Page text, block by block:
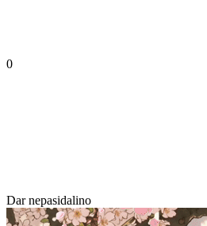
0
Dar nepasidalino